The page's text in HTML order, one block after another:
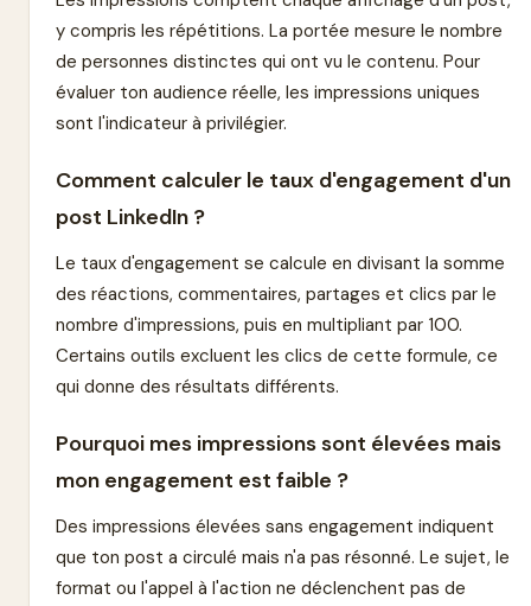
y compris les répétitions. La portée mesure le nombre
de personnes distinctes qui ont vu le contenu. Pour
évaluer ton audience réelle, les impressions uniques
sont l'indicateur à privilégier.
Comment calculer le taux d'engagement d'un
post LinkedIn ?
Le taux d'engagement se calcule en divisant la somme
des réactions, commentaires, partages et clics par le
nombre d'impressions, puis en multipliant par 100.
Certains outils excluent les clics de cette formule, ce
qui donne des résultats différents.
Pourquoi mes impressions sont élevées mais
mon engagement est faible ?
Des impressions élevées sans engagement indiquent
que ton post a circulé mais n'a pas résonné. Le sujet, le
format ou l'appel à l'action ne déclenchent pas de